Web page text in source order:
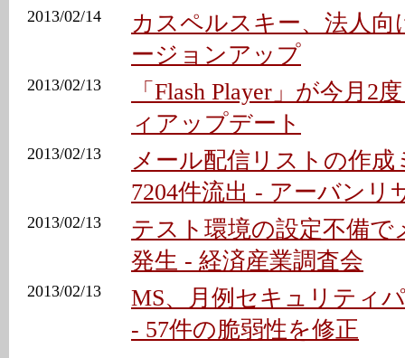
2013/02/14
カスペルスキー、法人向
ージョンアップ
2013/02/13
「Flash Player」が今月2
ィアップデート
2013/02/13
メール配信リストの作成
7204件流出 - アーバンリ
2013/02/13
テスト環境の設定不備で
発生 - 経済産業調査会
2013/02/13
MS、月例セキュリティ
- 57件の脆弱性を修正